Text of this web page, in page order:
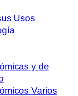
Usos
y de
Varios